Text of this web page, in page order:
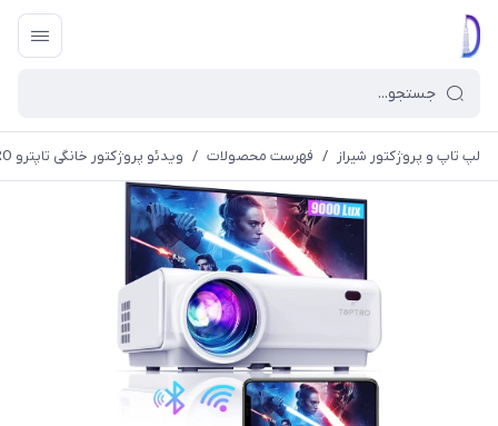
لپ تاپ و پروژکتور شیراز / فهرست محصولات / ویدئو پروژکتور خانگی تاپترو TOPTRO مدل TR21 نو